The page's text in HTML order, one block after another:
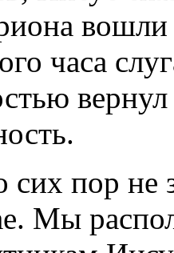
часа
вернул
пор не
Мы